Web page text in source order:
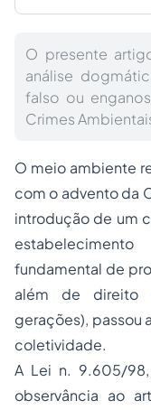
O presente
análise
falso ou
Crimes
O meio ambiente
com o advento da
introdução de um
fundamental de
além de direito
gerações), passou
coletividade.
A Lei n. 9.605/
observância ao